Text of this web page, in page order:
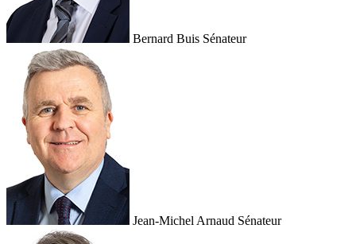
Bernard Buis Sénateur
Jean-Michel Arnaud Sénateur